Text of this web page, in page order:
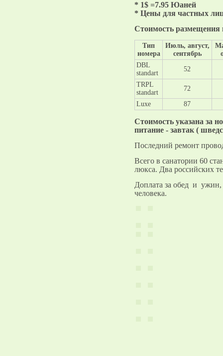
* 1$ =7.95 Юаней
* Цены для частных
Стоимость размещения
Тип
номера
Июль, август,
сентябрь
DBL
standart
52
TRPL
standart
72
Luxe 87
Стоимость указана за
питание - завтак (
Последний ремонт
Всего в санатории 60
люкса. Два российских
Доплата за обед и
человека.